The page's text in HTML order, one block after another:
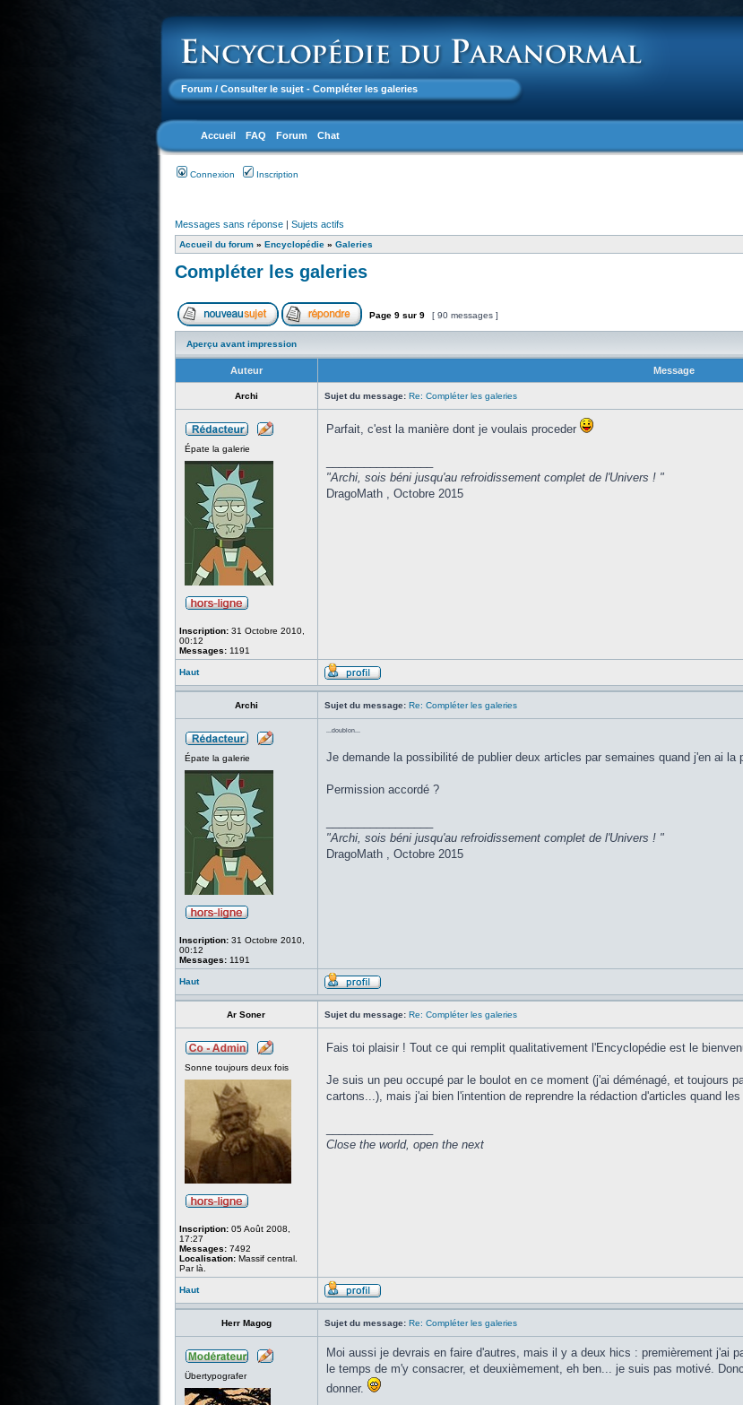
Forum / Consulter le sujet - Compléter les galeries
Accueil FAQ Forum Chat
Connexion Inscription
Messages sans réponse| Sujets actifs
Accueil du forum» Encyclopédie» Galeries
Compléter les galeries
Page 9sur 9 [ 90 messages ]
Aperçu avant impression
Auteur Message
Archi Sujet du message: Re: Compléter les galeries
Épate la galerie
Inscription:31 Octobre 2010,
00:12
Messages:1191
Parfait, c'est la manière dont je voulais proceder
"Archi, sois béni jusqu'au refroidissement complet de l'Univers ! "
DragoMath , Octobre 2015
Haut
Archi Sujet du message: Re: Compléter les galeries
Épate la galerie
Inscription:31 Octobre 2010,
00:12
Messages:1191
...doublon...
Je demande la possibilité de publier deux articles par semaines quand j'en ai la
Permission accordé ?
"Archi, sois béni jusqu'au refroidissement complet de l'Univers ! "
DragoMath , Octobre 2015
Haut
Ar Soner Sujet du message: Re: Compléter les galeries
Sonne toujours deux fois
Inscription:05 Août 2008,
17:27
Messages:7492
Localisation:Massif central.
Par là.
Fais toi plaisir ! Tout ce qui remplit qualitativement l'Encyclopédie est le
Je suis un peu occupé par le boulot en ce moment (j'ai déménagé, et toujours
cartons...), mais j'ai bien l'intention de reprendre la rédaction d'articles quand
Close the world, open the next
Haut
Herr Magog Sujet du message: Re: Compléter les galeries
Übertypografer
Moi aussi je devrais en faire d'autres, mais il y a deux hics : premièrement j'ai
le temps de m'y consacrer, et deuxièmement, eh ben... je suis pas motivé.
donner.